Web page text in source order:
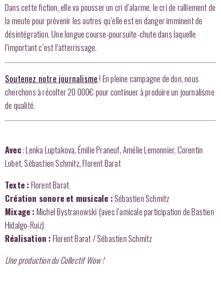
Dans cette fiction, elle va pousser un cri d’alarme, le cri de ralliement de
la meute pour prévenir les autres qu’elle est en danger imminent de
désintégration. Une longue course-poursuite-chute dans laquelle
l’important c’est l’atterrissage.
Soutenez notre journalisme! En pleine campagne de don, nous
cherchons à récolter 20 000€ pour continuer à produire un journalisme
de qualité.
Avec: Lenka Luptakova, Émilie Praneuf, Amélie Lemonnier, Corentin
Lobet, Sébastien Schmitz, Florent Barat
Texte : Florent Barat
Création sonore et musicale :Sébastien Schmitz
Mixage : Michel Bystranowski (avec l’amicale participation de Bastien
Hidalgo-Ruiz)
Réalisation : Florent Barat / Sébastien Schmitz
Une production du Collectif Wow !